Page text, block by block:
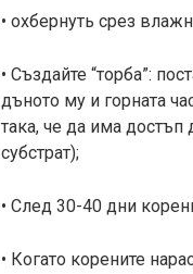
• охбернуть срез
• Създайте “торба”:
дъното му и горната
така, че да има
субстрат);
• След 30-40 дни
• Когато корените